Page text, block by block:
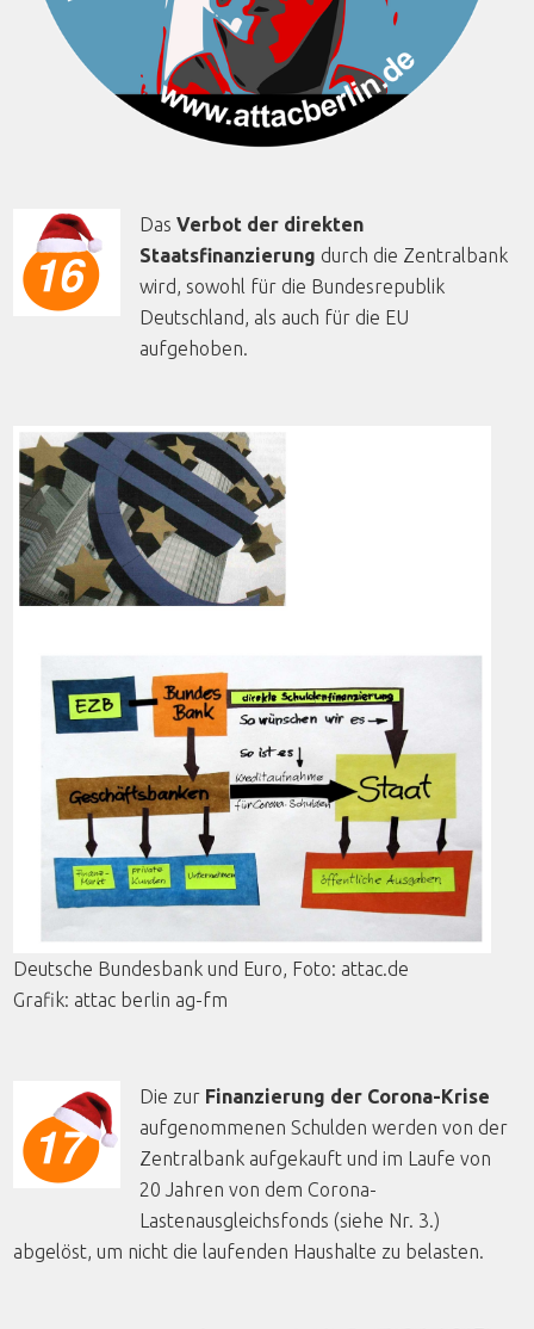
DasVerbot der direkten
Staatsfinanzierung durch die Zentralbank
wird, sowohl für die Bundesrepublik
Deutschland, als auch für die EU
aufgehoben.
Deutsche Bundesbank und Euro, Foto: attac.de
Grafik: attac berlin ag-fm
Die zur Finanzierung der Corona-Krise
aufgenommenen Schulden werden von der
Zentralbank aufgekauft und im Laufe von
20 Jahren von dem Corona-
Lastenausgleichsfonds (siehe Nr. 3.)
abgelöst, um nicht die laufenden Haushalte zu belasten.